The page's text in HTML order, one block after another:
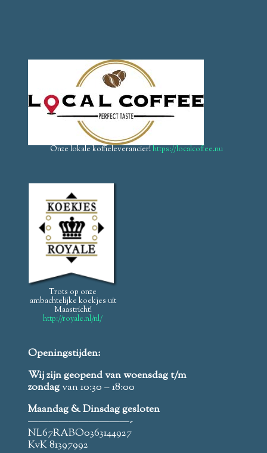
Onze lokale koffieleverancier!https://localcoffee.nu
Trots op onze
ambachtelijke koekjes uit
Maastricht!
http://royale.nl/nl/
Openingstijden:
Wij zijn geopend van woensdag t/m
zondagvan 10:30 – 18:00
Maandag & Dinsdag gesloten
——————————-
NL67RABO0363144927
KvK 81397992